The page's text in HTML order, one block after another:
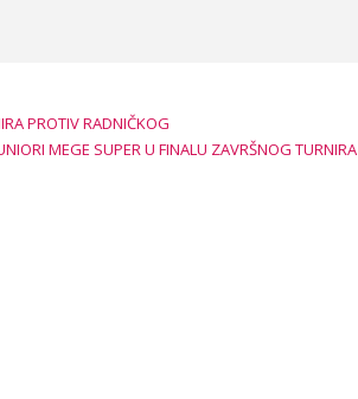
PROTIV RADNIČKOG
MEGE SUPER U FINALU ZAVRŠNOG TURNIRA